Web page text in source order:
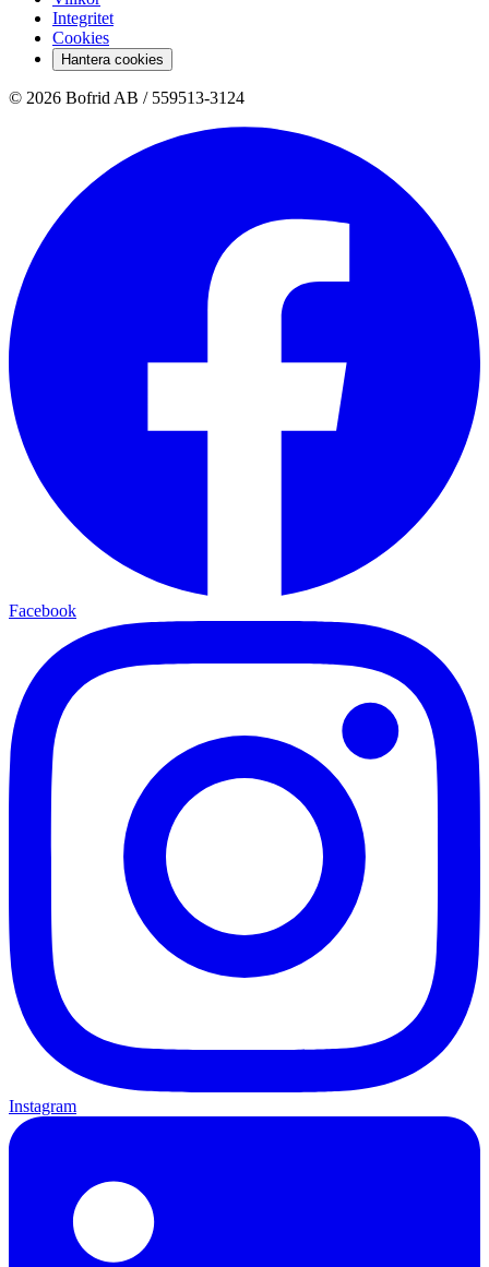
Integritet
Cookies
Hantera cookies
© 2026 Bofrid AB / 559513-3124
Facebook
Instagram